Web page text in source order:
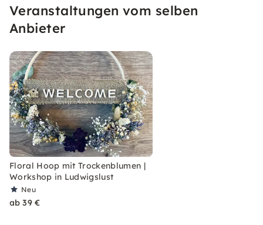
umsetzen. Die optimalen Voraussetzungen für
Deine kreative Zusammenzeit.
Veranstaltungen vom selben
Anbieter
Floral Hoop mit Trockenblumen |
Workshop in Ludwigslust
Neu
ab 39 €